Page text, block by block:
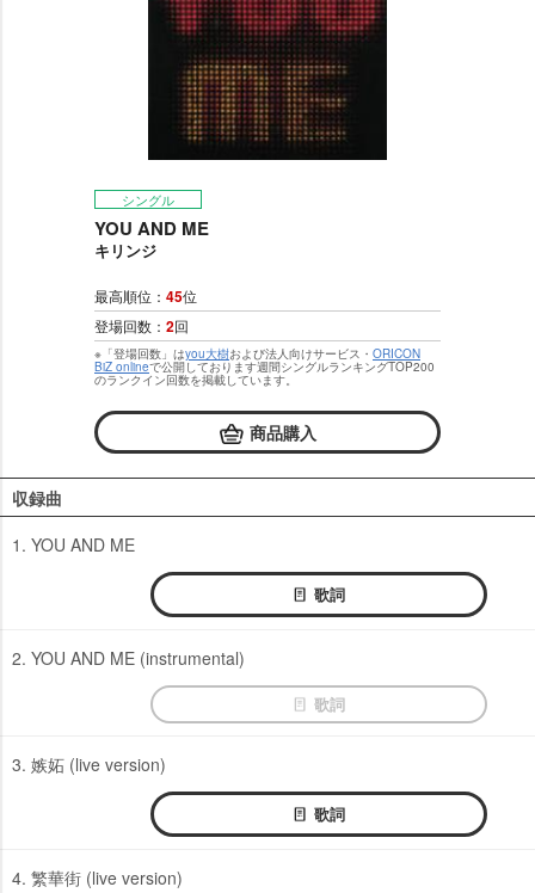
シングル
YOU AND ME
キリンジ
最高順位： 45位
登場回数： 2回
※「登場回数」はyou大樹および法人向けサービス・ ORICON
BiZ onlineで公開しております週間シングルランキングTOP200
のランクイン回数を掲載しています。
商品購入
収録曲
1. YOU AND ME
歌詞
2. YOU AND ME (instrumental)
歌詞
3. 嫉妬 (live version)
歌詞
4. 繁華街 (live version)